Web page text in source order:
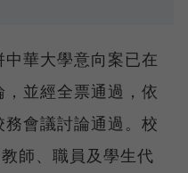
華大學意向案已在
並經全票通過，依
會議討論通過。校
師、職員及學生代